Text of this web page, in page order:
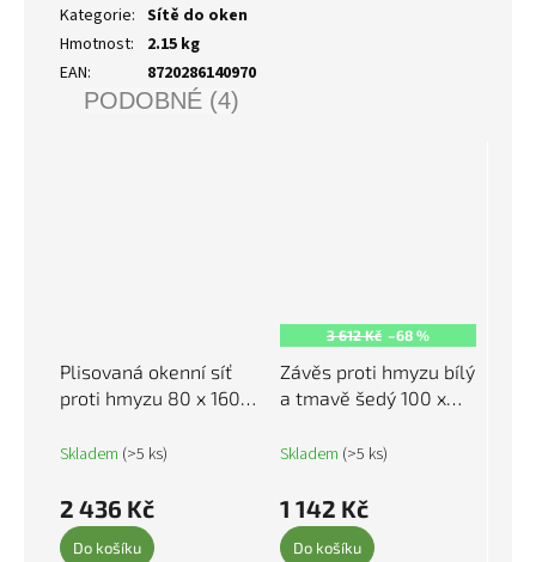
Kategorie: Sítě do oken
Hmotnost:
2.15 kg
EAN: 8720286140970
PODOBNÉ (4)
Plisovaná okenní síť
proti hmyzu 80 x 160
Skladem (>5 ks)
2 436 Kč
Do košíku
3 612 Kč –68 %
Závěs proti hmyzu bílý
a tmavě šedý 100 x
325456
Skladem (>5 ks)
1 142 Kč
Do košíku